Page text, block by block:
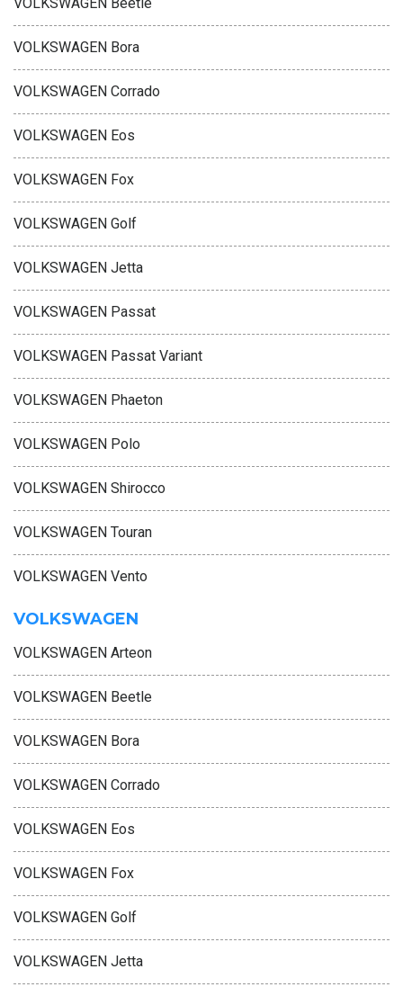
VOLKSWAGEN Beetle
VOLKSWAGEN Bora
VOLKSWAGEN Corrado
VOLKSWAGEN Eos
VOLKSWAGEN Fox
VOLKSWAGEN Golf
VOLKSWAGEN Jetta
VOLKSWAGEN Passat
VOLKSWAGEN Passat Variant
VOLKSWAGEN Phaeton
VOLKSWAGEN Polo
VOLKSWAGEN Shirocco
VOLKSWAGEN Touran
VOLKSWAGEN Vento
VOLKSWAGEN
VOLKSWAGEN Arteon
VOLKSWAGEN Beetle
VOLKSWAGEN Bora
VOLKSWAGEN Corrado
VOLKSWAGEN Eos
VOLKSWAGEN Fox
VOLKSWAGEN Golf
VOLKSWAGEN Jetta